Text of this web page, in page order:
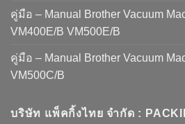
คู่มือ – Manual Brother Vacuum
VM400E/B VM500E/B
คู่มือ – Manual Brother Vacuum
VM500C/B
บริษัท แพ็คกิ้งไทย จำกัด :